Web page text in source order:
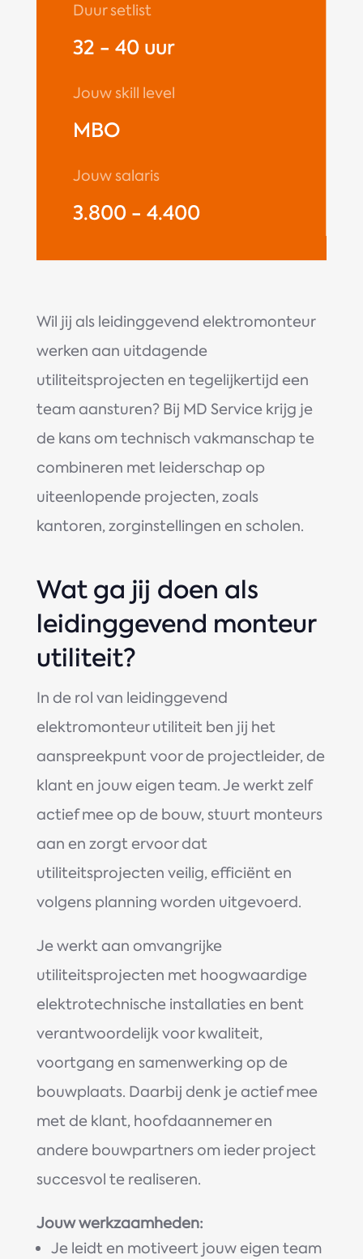
Duur setlist
32 - 40 uur
Jouw skill level
MBO
Jouw salaris
3.800 - 4.400
Wil jij als leidinggevend elektromonteur
werken aan uitdagende
utiliteitsprojecten en tegelijkertijd een
team aansturen? Bij MD Service krijg je
de kans om technisch vakmanschap te
combineren met leiderschap op
uiteenlopende projecten, zoals
kantoren, zorginstellingen en scholen.
Wat ga jij doen als
leidinggevend monteur
utiliteit?
In de rol van leidinggevend
elektromonteur utiliteit ben jij het
aanspreekpunt voor de projectleider, de
klant en jouw eigen team. Je werkt zelf
actief mee op de bouw, stuurt monteurs
aan en zorgt ervoor dat
utiliteitsprojecten veilig, efficiënt en
volgens planning worden uitgevoerd.
Je werkt aan omvangrijke
utiliteitsprojecten met hoogwaardige
elektrotechnische installaties en bent
verantwoordelijk voor kwaliteit,
voortgang en samenwerking op de
bouwplaats. Daarbij denk je actief mee
met de klant, hoofdaannemer en
andere bouwpartners om ieder project
succesvol te realiseren.
Jouw werkzaamheden:
Je leidt en motiveert jouw eigen team